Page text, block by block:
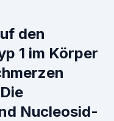
den
1 im Körper
Nucleosid-